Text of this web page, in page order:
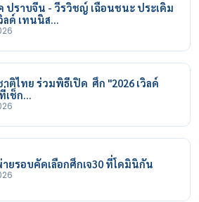
ราบจีน - วีรวิชญ์ เฉือนชนะ ประเดิม
ลด์ เทนนิส…
ติไทย ร่วมพิธีเปิด ศึก "2026 เวิลด์
ช็ก…
ยรอบคัดเลือกศึกเจ30 ที่โดมินิกัน